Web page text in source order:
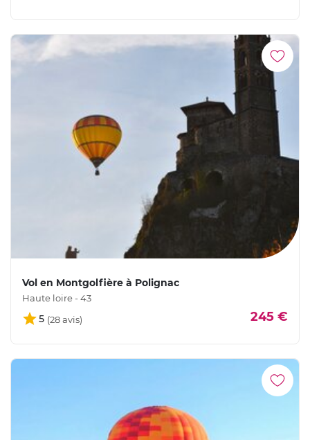
Vol en Montgolfière à Polignac
Haute loire - 43
5 245 €